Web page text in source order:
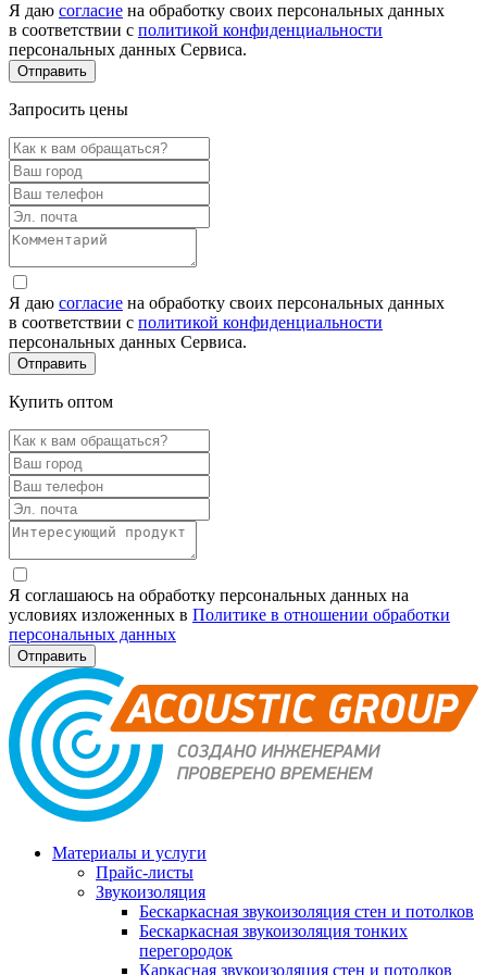
Я даю согласие на обработку своих персональных данных
в соответствии с политикой конфиденциальности
персональных данных Сервиса.
Запросить цены
Я даю согласие на обработку своих персональных данных
в соответствии с политикой конфиденциальности
персональных данных Сервиса.
Купить оптом
Я соглашаюсь на обработку персональных данных на
условиях изложенных в Политике в отношении обработки
персональных данных
Материалы и услуги
Прайс-листы
Звукоизоляция
Бескаркасная звукоизоляция стен и потолков
Бескаркасная звукоизоляция тонких
перегородок
Каркасная звукоизоляция стен и потолков